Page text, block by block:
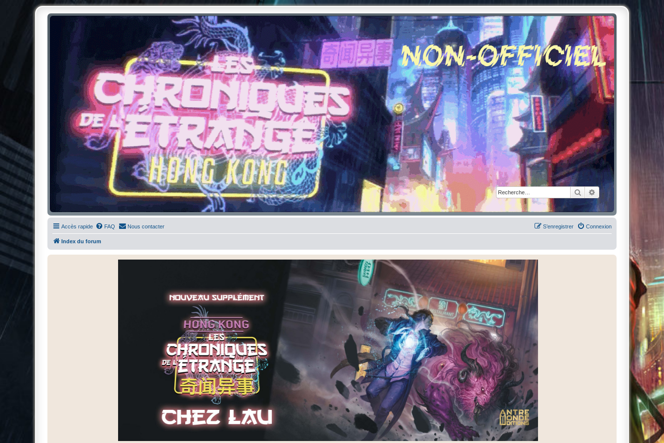
RechercherRecherche avancée
Chroniques de l'Étrange NO
Pour les amateurs des Chroniques de l'Étrange
Accès rapide FAQ Nous contacter Connexion
S’enregistrer
Index du forum